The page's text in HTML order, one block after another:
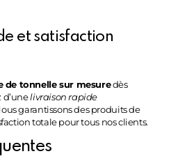
et satisfaction
de tonnelle sur mesuredès
d’unelivraison rapide
garantissons des produits de
totale pour tous nos clients.